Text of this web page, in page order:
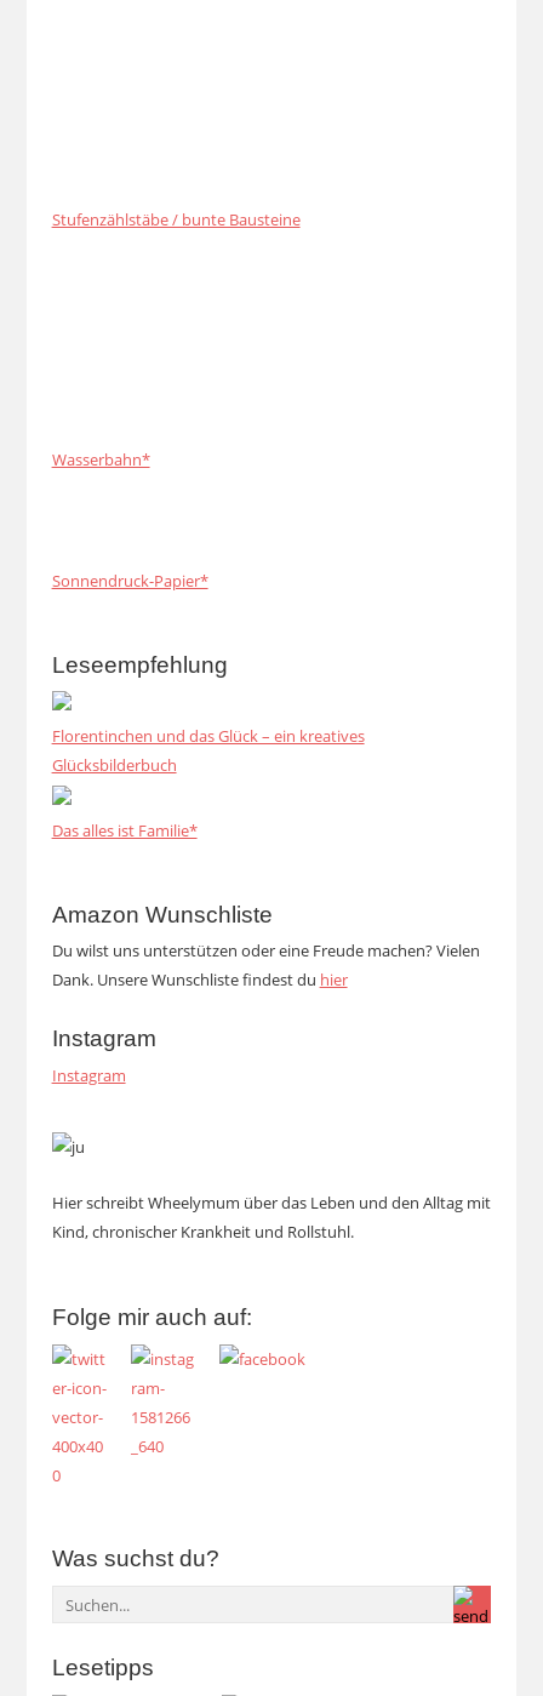
Stufenzählstäbe / bunte Bausteine
Wasserbahn*
Sonnendruck-Papier*
Leseempfehlung
Florentinchen und das Glück – ein kreatives
Glücksbilderbuch
Das alles ist Familie*
Amazon Wunschliste
Du wilst uns unterstützen oder eine Freude machen? Vielen
Dank. Unsere Wunschliste findest du hier
Instagram
Instagram
Hier schreibt Wheelymum über das Leben und den Alltag mit
Kind, chronischer Krankheit und Rollstuhl.
Folge mir auch auf:
Was suchst du?
Lesetipps